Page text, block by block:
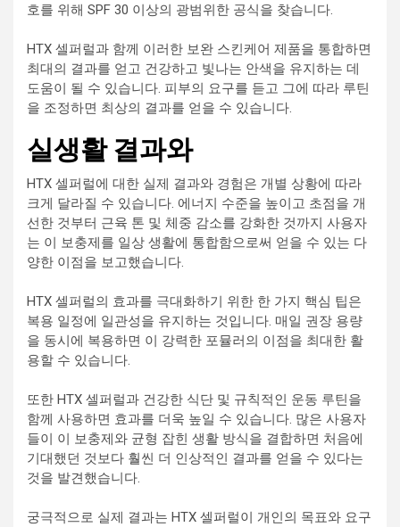
호를 위해 SPF 30 이상의 광범위한 공식을 찾습니다.
HTX 셀퍼럴과 함께 이러한 보완 스킨케어 제품을 통합하면
최대의 결과를 얻고 건강하고 빛나는 안색을 유지하는 데
도움이 될 수 있습니다. 피부의 요구를 듣고 그에 따라 루틴
을 조정하면 최상의 결과를 얻을 수 있습니다.
실생활 결과와
HTX 셀퍼럴에 대한 실제 결과와 경험은 개별 상황에 따라
크게 달라질 수 있습니다. 에너지 수준을 높이고 초점을 개
선한 것부터 근육 톤 및 체중 감소를 강화한 것까지 사용자
는 이 보충제를 일상 생활에 통합함으로써 얻을 수 있는 다
양한 이점을 보고했습니다.
HTX 셀퍼럴의 효과를 극대화하기 위한 한 가지 핵심 팁은
복용 일정에 일관성을 유지하는 것입니다. 매일 권장 용량
을 동시에 복용하면 이 강력한 포뮬러의 이점을 최대한 활
용할 수 있습니다.
또한 HTX 셀퍼럴과 건강한 식단 및 규칙적인 운동 루틴을
함께 사용하면 효과를 더욱 높일 수 있습니다. 많은 사용자
들이 이 보충제와 균형 잡힌 생활 방식을 결합하면 처음에
기대했던 것보다 훨씬 더 인상적인 결과를 얻을 수 있다는
것을 발견했습니다.
궁극적으로 실제 결과는 HTX 셀퍼럴이 개인의 목표와 요구